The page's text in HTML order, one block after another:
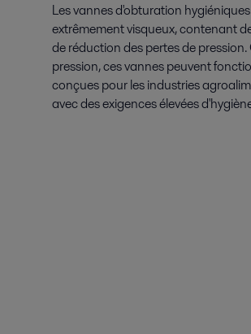
Les vannes d'obturation
extrêmement visqueux, contenant
de réduction des pertes de
pression, ces vannes peuvent
conçues pour les industries
avec des exigences élevées